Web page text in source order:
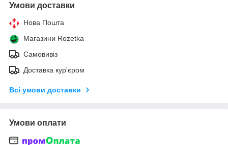
Умови доставки
Нова Пошта
Магазини Rozetka
Самовивіз
Доставка кур'єром
Всі умови доставки
Умови оплати